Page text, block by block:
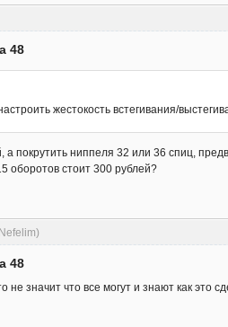
48
жестокость встегивания/
а покрутить ниппеля 32 или 36 спиц,
оборотов стоит 300 рублей?
48
значит что все могут и знают как это